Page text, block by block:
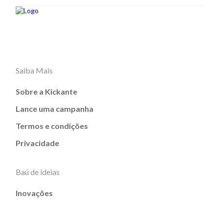
Saiba Mais
Sobre a Kickante
Lance uma campanha
Termos e condições
Privacidade
Baú de ideias
Inovações